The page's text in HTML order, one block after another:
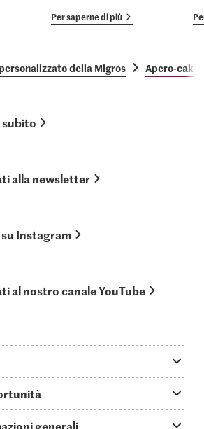
Per saperne di più
della Migros Apero-cake
alla newsletter
Instagram
al nostro canale YouTube
generali